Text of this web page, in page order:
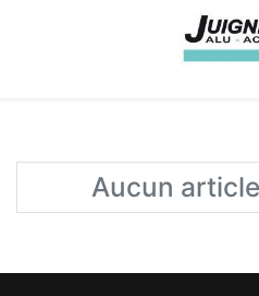
Aucun